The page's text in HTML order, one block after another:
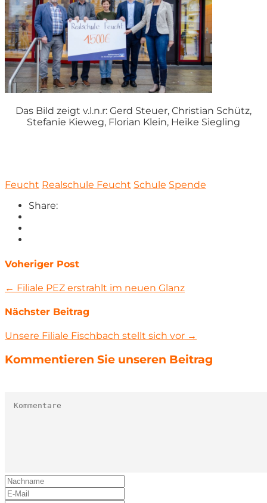
Das Bild zeigt v.l.n.r: Gerd Steuer, Christian Schütz,
Stefanie Kieweg, Florian Klein, Heike Siegling
Feucht Realschule Feucht Schule Spende
Share:
Voheriger Post
← Filiale PEZ erstrahlt im neuen Glanz
Nächster Beitrag
Unsere Filiale Fischbach stellt sich vor →
Kommentieren Sie unseren Beitrag